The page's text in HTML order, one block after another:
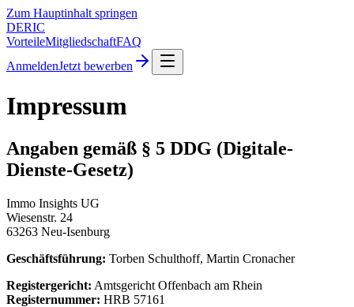
Zum Hauptinhalt springen
DERIC
VorteileMitgliedschaftFAQ
AnmeldenJetzt bewerben
Impressum
Angaben gemäß § 5 DDG (Digitale-
Dienste-Gesetz)
Immo Insights UG
Wiesenstr. 24
63263 Neu-Isenburg
Geschäftsführung: Torben Schulthoff, Martin Cronacher
Registergericht: Amtsgericht Offenbach am Rhein
Registernummer: HRB 57161